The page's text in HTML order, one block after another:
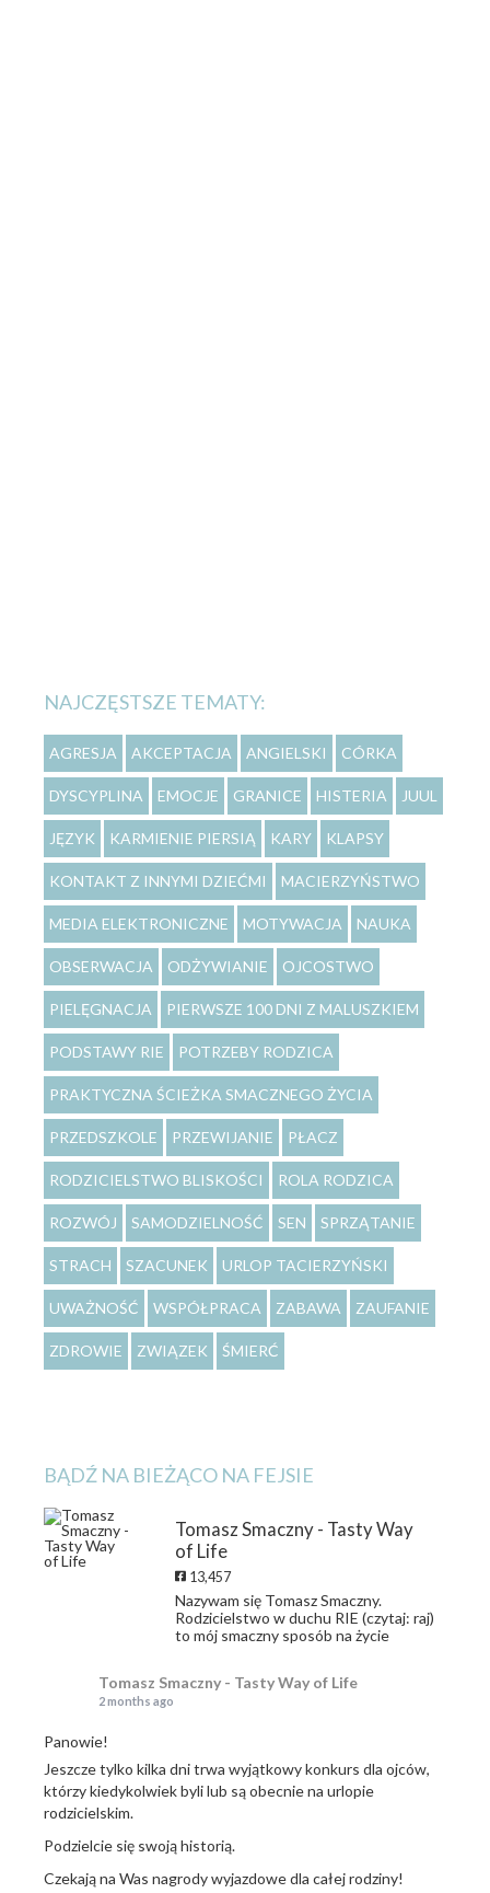
NAJCZĘSTSZE TEMATY:
AGRESJA AKCEPTACJA ANGIELSKI CÓRKA
DYSCYPLINA EMOCJE GRANICE HISTERIA JUUL
JĘZYK KARMIENIE PIERSIĄ KARY KLAPSY
KONTAKT Z INNYMI DZIEĆMI MACIERZYŃSTWO
MEDIA ELEKTRONICZNE MOTYWACJA NAUKA
OBSERWACJA ODŻYWIANIE OJCOSTWO
PIELĘGNACJA PIERWSZE 100 DNI Z MALUSZKIEM
PODSTAWY RIE POTRZEBY RODZICA
PRAKTYCZNA ŚCIEŻKA SMACZNEGO ŻYCIA
PRZEDSZKOLE PRZEWIJANIE PŁACZ
RODZICIELSTWO BLISKOŚCI ROLA RODZICA
ROZWÓJ SAMODZIELNOŚĆ SEN SPRZĄTANIE
STRACH SZACUNEK URLOP TACIERZYŃSKI
UWAŻNOŚĆ WSPÓŁPRACA ZABAWA ZAUFANIE
ZDROWIE ZWIĄZEK ŚMIERĆ
BĄDŹ NA BIEŻĄCO NA FEJSIE
Tomasz Smaczny - Tasty Way
of Life
13,457
Nazywam się Tomasz Smaczny.
Rodzicielstwo w duchu RIE (czytaj: raj)
to mój smaczny sposób na życie
Tomasz Smaczny - Tasty Way of Life
2 months ago
Panowie!
Jeszcze tylko kilka dni trwa wyjątkowy konkurs dla ojców,
którzy kiedykolwiek byli lub są obecnie na urlopie
rodzicielskim.
Podzielcie się swoją historią.
Czekają na Was nagrody wyjazdowe dla całej rodziny!